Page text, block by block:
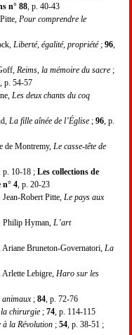
n° 88 , p. 40-43
Pour comprendre le
Liberté, égalité, propriété; 96
Reims, la mémoire du sacre ;
, p. 54-57
Les deux chants du coq
La fille aînée de l’Église ; 96 , p.
de Montremy, Le casse-tête de
, p. 10-18 ; Les collections de
n° 4 , p. 20-23
, Jean-Robert Pitte, Le pays aux
, Philip Hyman, L’art
, Ariane Bruneton-Governatori, La
, Arlette Lebigre, Haro sur les
animaux; 84 , p. 72-76
chirurgie ; 74 , p. 114-115
à la Révolution ; 54 , p. 38-51 ;